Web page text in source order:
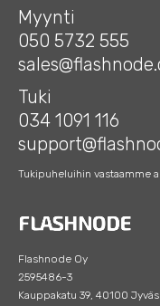
Myynti
050 5732 555
Tuki
034 1091 116
Tukipuheluihin vastaamme
Flashnode Oy
2595486-3
Kauppakatu 39, 40100